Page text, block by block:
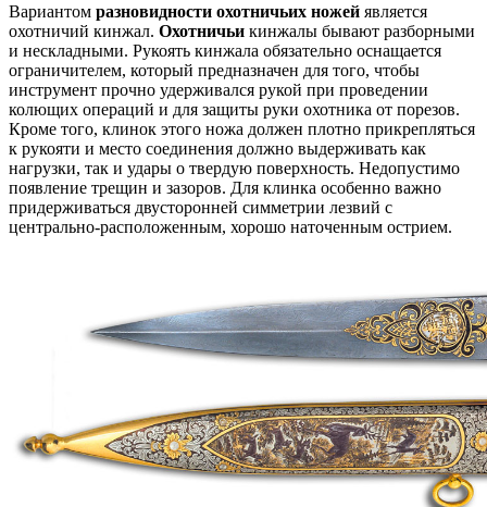
Вариантом разновидности охотничьих ножей является
охотничий кинжал. Охотничьи кинжалы бывают разборными
и нескладными. Рукоять кинжала обязательно оснащается
ограничителем, который предназначен для того, чтобы
инструмент прочно удерживался рукой при проведении
колющих операций и для защиты руки охотника от порезов.
Кроме того, клинок этого ножа должен плотно прикрепляться
к рукояти и место соединения должно выдерживать как
нагрузки, так и удары о твердую поверхность. Недопустимо
появление трещин и зазоров. Для клинка особенно важно
придерживаться двусторонней симметрии лезвий с
центрально-расположенным, хорошо наточенным острием.